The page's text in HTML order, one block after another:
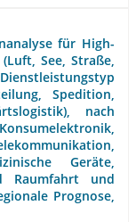
für High-
See, Straße,
Spedition,
nach
Geräte,
Raumfahrt und
Prognose,